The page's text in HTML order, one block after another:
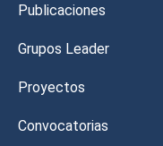
Publicaciones
Grupos Leader
Proyectos
Convocatorias